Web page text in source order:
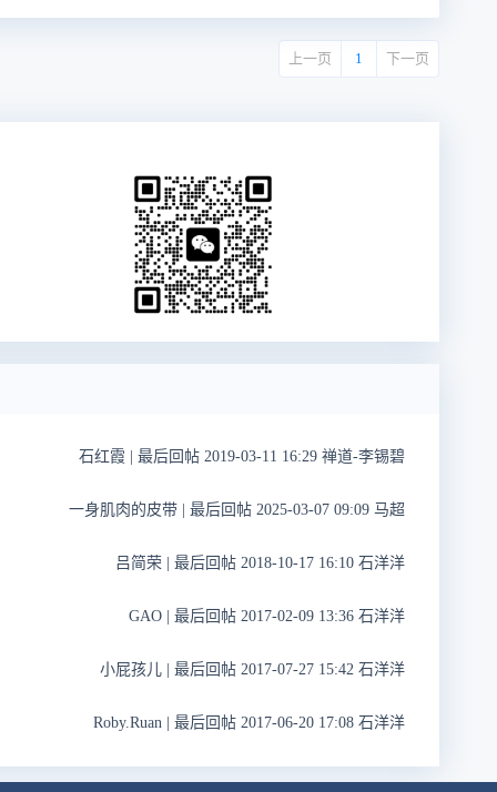
上一页 1 下一页
石红霞 最后回帖 2019-03-11 16:29 禅道-李锡碧
一身肌肉的皮带 最后回帖 2025-03-07 09:09 马超
吕简荣 最后回帖 2018-10-17 16:10 石洋洋
GAO 最后回帖 2017-02-09 13:36 石洋洋
小屁孩儿 最后回帖 2017-07-27 15:42 石洋洋
Roby.Ruan 最后回帖 2017-06-20 17:08 石洋洋